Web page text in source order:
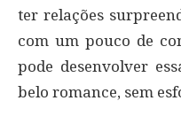
ter relações
com um pouco de
pode desenvolver
belo romance, sem